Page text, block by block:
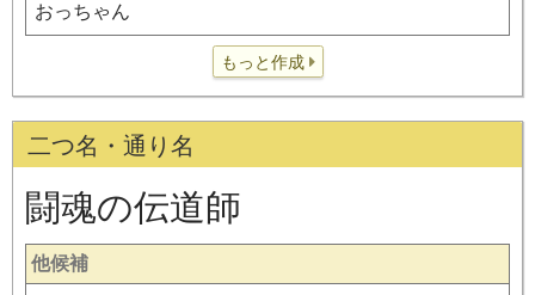
おっちゃん
もっと作成
二つ名・通り名
闘魂の伝道師
他候補